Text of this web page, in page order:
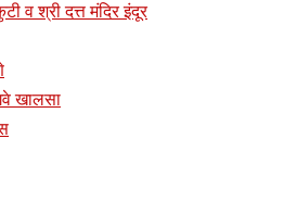
व श्री दत्त मंदिर इंदूर
खालसा